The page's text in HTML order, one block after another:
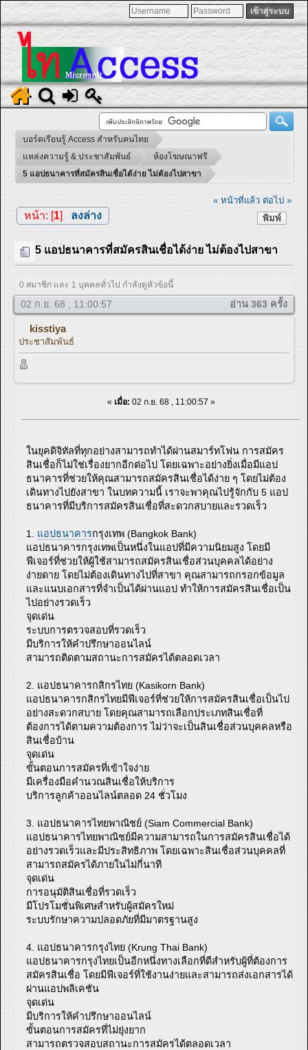
บอร์ดเรียนรู้ Access สำหรับคนไทย
แหล่งความรู้ & ประชาสัมพันธ์
ห้องโฆษณาฟรี
5 แอปธนาคารที่สมัครสินเชื่อได้ง่าย ไม่ต้องไปสาขา
« หน้าที่แล้ว ต่อไป »
พิมพ์
หน้า: [1] ลงล่าง
5 แอปธนาคารที่สมัครสินเชื่อได้ง่าย ไม่ต้องไปสาขา
0 สมาชิก และ 1 บุคคลทั่วไป กำลังดูหัวข้อนี้
02 ก.ย. 68 , 11:00:57 อ่าน 363 ครั้ง
kisstiya
ประชาสัมพันธ์
« เมื่อ: 02 ก.ย. 68 , 11:00:57 »
ในยุคดิจิทัลที่ทุกอย่างสามารถทำได้ผ่านสมาร์ทโฟน การสมัคร
สินเชื่อก็ไม่ใช่เรื่องยากอีกต่อไป โดยเฉพาะอย่างยิ่งเมื่อมีแอป
ธนาคารที่ช่วยให้คุณสามารถสมัครสินเชื่อได้ง่าย ๆ โดยไม่ต้อง
เดินทางไปยังสาขา ในบทความนี้ เราจะพาคุณไปรู้จักกับ 5 แอป
ธนาคารที่มีบริการสมัครสินเชื่อที่สะดวกสบายและรวดเร็ว
1. แอปธนาคารกรุงเทพ (Bangkok Bank)
แอปธนาคารกรุงเทพเป็นหนึ่งในแอปที่มีความนิยมสูง โดยมี
ฟีเจอร์ที่ช่วยให้ผู้ใช้สามารถสมัครสินเชื่อส่วนบุคคลได้อย่าง
ง่ายดาย โดยไม่ต้องเดินทางไปที่สาขา คุณสามารถกรอกข้อมูล
และแนบเอกสารที่จำเป็นได้ผ่านแอป ทำให้การสมัครสินเชื่อเป็น
ไปอย่างรวดเร็ว
จุดเด่น
ระบบการตรวจสอบที่รวดเร็ว
มีบริการให้คำปรึกษาออนไลน์
สามารถติดตามสถานะการสมัครได้ตลอดเวลา
2. แอปธนาคารกสิกรไทย (Kasikorn Bank)
แอปธนาคารกสิกรไทยมีฟีเจอร์ที่ช่วยให้การสมัครสินเชื่อเป็นไป
อย่างสะดวกสบาย โดยคุณสามารถเลือกประเภทสินเชื่อที่
ต้องการได้ตามความต้องการ ไม่ว่าจะเป็นสินเชื่อส่วนบุคคลหรือ
สินเชื่อบ้าน
จุดเด่น
ขั้นตอนการสมัครที่เข้าใจง่าย
มีเครื่องมือคำนวณสินเชื่อให้บริการ
บริการลูกค้าออนไลน์ตลอด 24 ชั่วโมง
3. แอปธนาคารไทยพาณิชย์ (Siam Commercial Bank)
แอปธนาคารไทยพาณิชย์มีความสามารถในการสมัครสินเชื่อได้
อย่างรวดเร็วและมีประสิทธิภาพ โดยเฉพาะสินเชื่อส่วนบุคคลที่
สามารถสมัครได้ภายในไม่กี่นาที
จุดเด่น
การอนุมัติสินเชื่อที่รวดเร็ว
มีโปรโมชั่นพิเศษสำหรับผู้สมัครใหม่
ระบบรักษาความปลอดภัยที่มีมาตรฐานสูง
4. แอปธนาคารกรุงไทย (Krung Thai Bank)
แอปธนาคารกรุงไทยเป็นอีกหนึ่งทางเลือกที่ดีสำหรับผู้ที่ต้องการ
สมัครสินเชื่อ โดยมีฟีเจอร์ที่ใช้งานง่ายและสามารถส่งเอกสารได้
ผ่านแอปพลิเคชัน
จุดเด่น
มีบริการให้คำปรึกษาออนไลน์
ขั้นตอนการสมัครที่ไม่ยุ่งยาก
สามารถตรวจสอบสถานะการสมัครได้ตลอดเวลา